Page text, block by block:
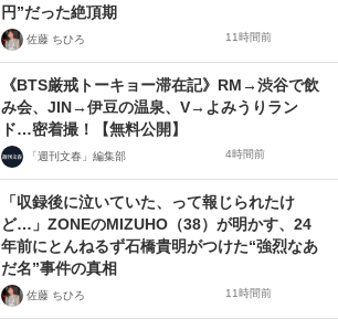
円”だった絶頂期
佐藤 ちひろ 11時間前
《BTS厳戒トーキョー滞在記》RM→渋谷で飲
み会、JIN→伊豆の温泉、V→よみうりラン
ド…密着撮！【無料公開】
「週刊文春」編集部 4時間前
「収録後に泣いていた、って報じられたけ
ど…」ZONEのMIZUHO（38）が明かす、24
年前にとんねるず石橋貴明がつけた“強烈なあ
だ名”事件の真相
佐藤 ちひろ 11時間前